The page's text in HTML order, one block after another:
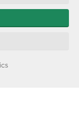
der SED-